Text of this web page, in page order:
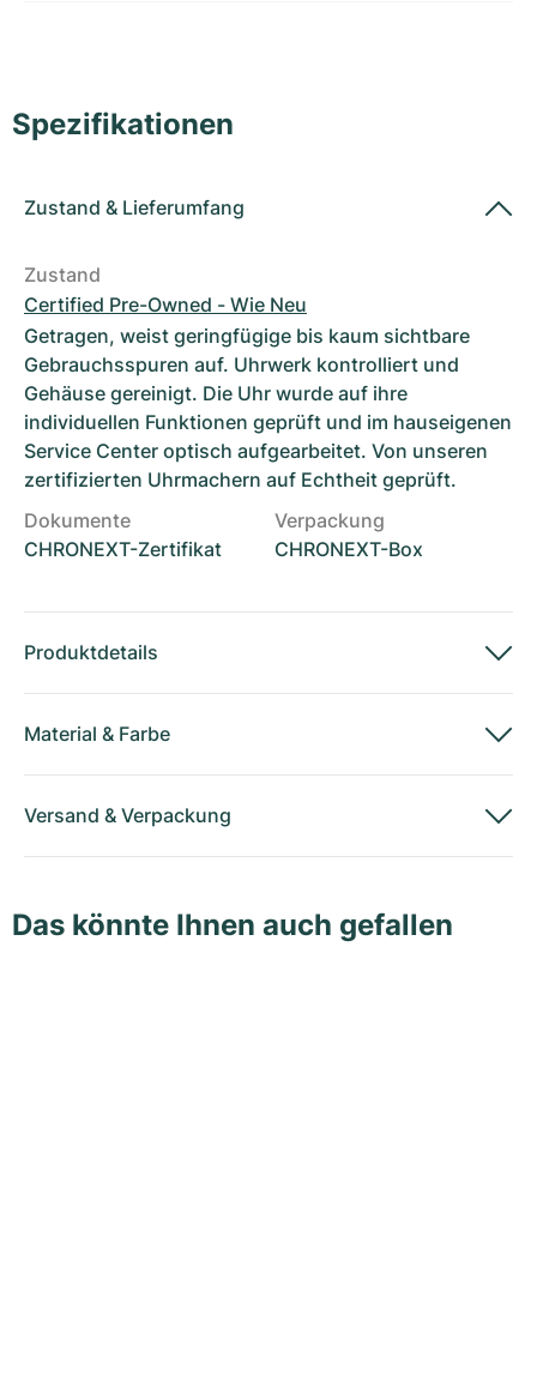
Spezifikationen
Zustand & Lieferumfang
Zustand
Certified Pre-Owned - Wie Neu
Getragen, weist geringfügige bis kaum sichtbare
Gebrauchsspuren auf. Uhrwerk kontrolliert und
Gehäuse gereinigt. Die Uhr wurde auf ihre
individuellen Funktionen geprüft und im hauseigenen
Service Center optisch aufgearbeitet. Von unseren
zertifizierten Uhrmachern auf Echtheit geprüft.
Dokumente
CHRONEXT-Zertifikat
Verpackung
CHRONEXT-Box
Produktdetails
Material & Farbe
Versand & Verpackung
Das könnte Ihnen auch gefallen